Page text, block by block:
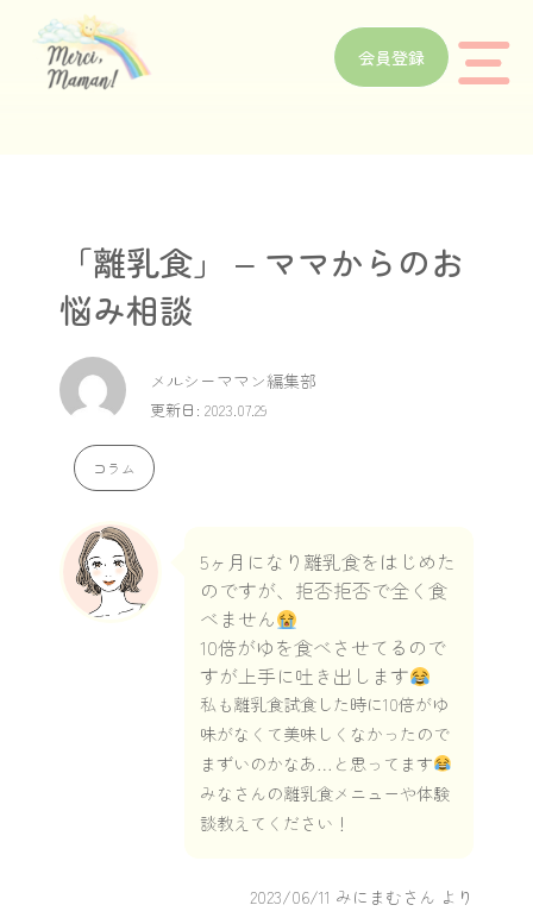
会員登録
「離乳食」 – ママからのお
悩み相談
メルシーママン編集部
更新日: 2023.07.29
コラム
5ヶ月になり離乳食をはじめた
のですが、拒否拒否で全く食
べません
10倍がゆを食べさせてるので
すが上手に吐き出します
私も離乳食試食した時に10倍がゆ
味がなくて美味しくなかったので
まずいのかなあ…と思ってます
みなさんの離乳食メニューや体験
談教えてください！
2023/06/11 みにまむさん より